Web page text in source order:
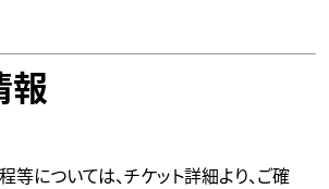
報
等については、チケット詳細より、ご確